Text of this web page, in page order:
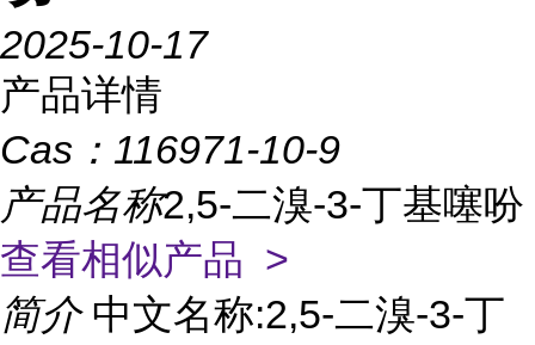
2025-10-17
产品详情
Cas： 116971-10-9
产品名称2,5-二溴-3-丁基噻吩
查看相似产品 >
简介 中文名称:2,5-二溴-3-丁